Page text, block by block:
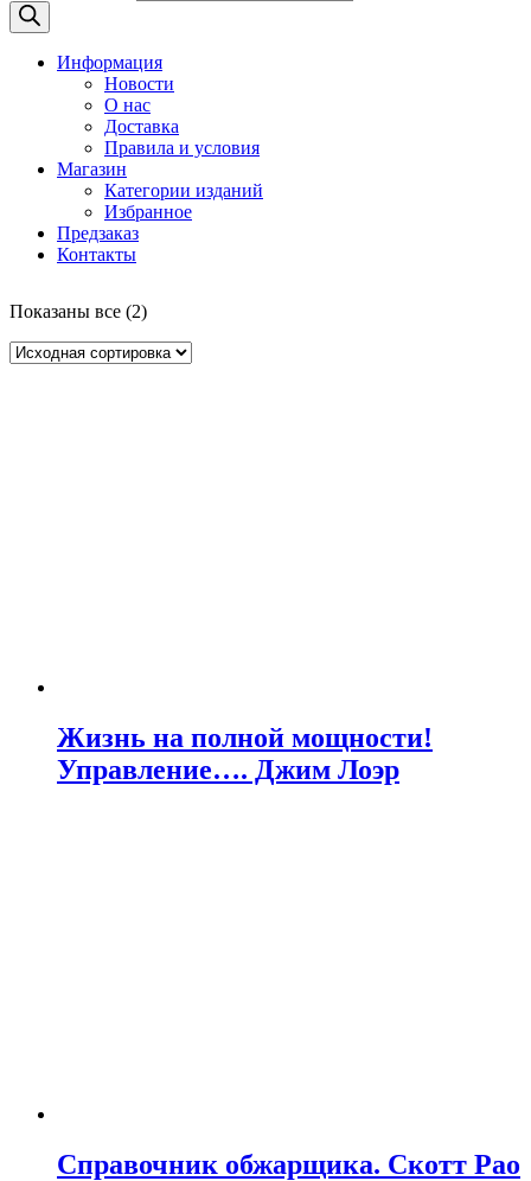
Информация
Новости
О нас
Доставка
Правила и условия
Магазин
Категории изданий
Избранное
Предзаказ
Контакты
Показаны все (2)
Жизнь на полной мощности!
Управление…. Джим Лоэр
Справочник обжарщика. Скотт Рао